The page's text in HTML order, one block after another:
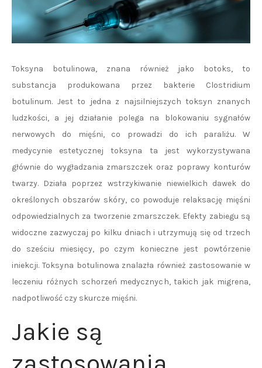
Toksyna botulinowa, znana również jako botoks, to
substancja produkowana przez bakterie Clostridium
botulinum. Jest to jedna z najsilniejszych toksyn znanych
ludzkości, a jej działanie polega na blokowaniu sygnałów
nerwowych do mięśni, co prowadzi do ich paraliżu. W
medycynie estetycznej toksyna ta jest wykorzystywana
głównie do wygładzania zmarszczek oraz poprawy konturów
twarzy. Działa poprzez wstrzykiwanie niewielkich dawek do
określonych obszarów skóry, co powoduje relaksację mięśni
odpowiedzialnych za tworzenie zmarszczek. Efekty zabiegu są
widoczne zazwyczaj po kilku dniach i utrzymują się od trzech
do sześciu miesięcy, po czym konieczne jest powtórzenie
iniekcji. Toksyna botulinowa znalazła również zastosowanie w
leczeniu różnych schorzeń medycznych, takich jak migrena,
nadpotliwość czy skurcze mięśni.
Jakie są